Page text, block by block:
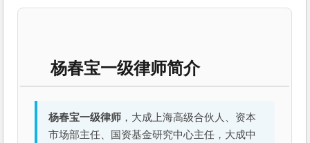
杨春宝一级律师简介
杨春宝一级律师 ，大成上海高级合伙人、资本
市场部主任、国资基金研究中心主任，大成中